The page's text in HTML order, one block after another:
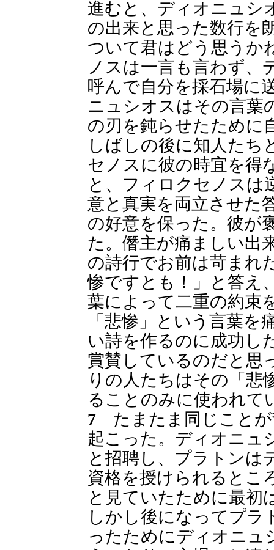
進むと、ディオニュシ
の出来と思った数行を
ついて君はどう思うか
ノスは一言も言わず、
呼んで自分を採石場に
ニュシオスはその言葉
の刃を鈍らせたために
しばしの後に知人たち
セノスに彼の時宜を得
と、フィロクセノスは
意と真実を両立させた
の好意を保った。彼が
た。僭主が痛ましい出
の詩行でお前は苛まれ
惨ですとも！」と答え
葉によって二重の約束
「悲惨」という言葉
い詩を作るのに成功し
賞賛しているのだと思
りの人たちはその「悲
ることのみに使われて
7 たまたま同じことが
起こった。ディオニュ
と招聘し、プラトンは
資格を授けられるとこ
と見ていたために最初
しかし後になってプラ
ったためにディオニュ